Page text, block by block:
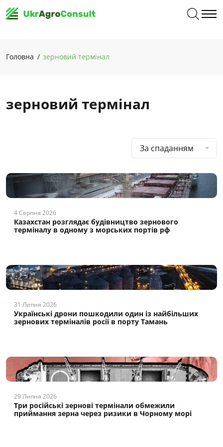
Головна зерновий термінал
зерновий термінал
За спаданням
4 Серпня 2026
Казахстан розглядає будівництво зернового
терміналу в одному з морських портів рф
31 Липня 2026
Українські дрони пошкодили один із найбільших
зернових терміналів росії в порту Тамань
29 Липня 2026
Три російські зернові термінали обмежили
приймання зерна через ризики в Чорному морі